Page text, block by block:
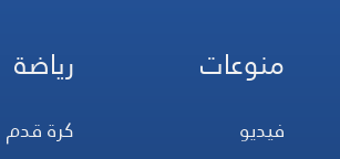
منوعات
فيديو
رياضة
كرة قدم